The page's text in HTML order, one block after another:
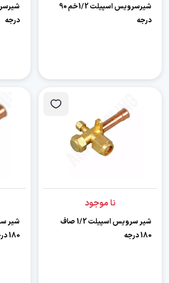
شیرسرویس اسپیلت 1/2خم 90
درجه
درجه
نا موجود
شیر سرویس اسپیلت 1/2 صاف
180 درجه
180 درجه